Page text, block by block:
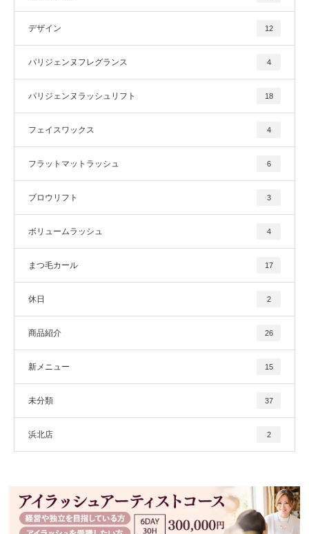
デザイン 12
パリジェンヌフレグランス 4
パリジェンヌラッシュリフト 18
フェイスワックス 4
フラットマットラッシュ 6
ブロウリフト 3
ボリュームラッシュ 4
まつ毛カール 17
休日 2
商品紹介 26
新メニュー 15
未分類 37
浜北店 2